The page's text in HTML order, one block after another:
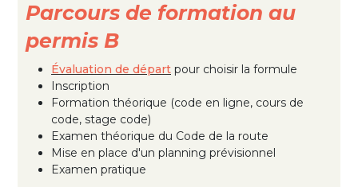
Parcours de formation au
permis B
Évaluation de départ pour choisir la formule
Inscription
Formation théorique (code en ligne, cours de
code, stage code)
Examen théorique du Code de la route
Mise en place d'un planning prévisionnel
Examen pratique